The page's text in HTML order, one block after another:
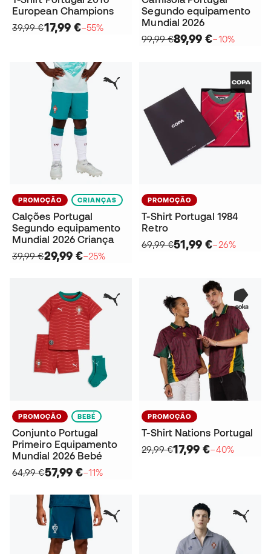
European Champions
39,99 €17,99 €−55%
Segundo equipamento
Mundial 2026
99,99 €89,99 €−10%
PROMOÇÃO CRIANÇAS
Calções Portugal
Segundo equipamento
Mundial 2026 Criança
39,99 €29,99 €−25%
PROMOÇÃO
T-Shirt Portugal 1984
Retro
69,99 €51,99 €−26%
PROMOÇÃO BEBÉ
Conjunto Portugal
Primeiro Equipamento
Mundial 2026 Bebé
64,99 €57,99 €−11%
PROMOÇÃO
T-Shirt Nations Portugal
29,99 €17,99 €−40%